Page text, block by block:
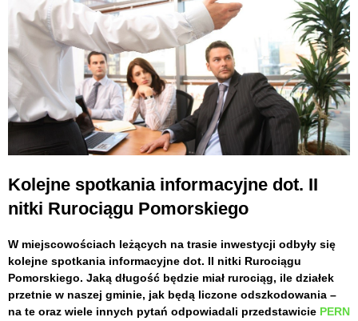
Kolejne spotkania informacyjne dot. II
nitki Rurociągu Pomorskiego
W miejscowościach leżących na trasie inwestycji odbyły się
kolejne spotkania informacyjne dot. II nitki Rurociągu
Pomorskiego. Jaką długość będzie miał rurociąg, ile działek
przetnie w naszej gminie, jak będą liczone odszkodowania –
na te oraz wiele innych pytań odpowiadali przedstawicie PERN